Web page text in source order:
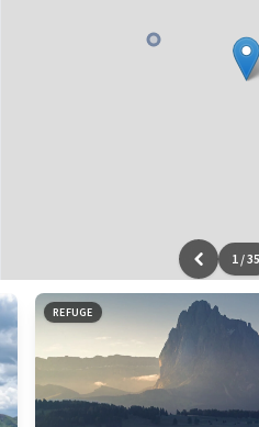
Leaflet|données ©
1 /35
REFUGE